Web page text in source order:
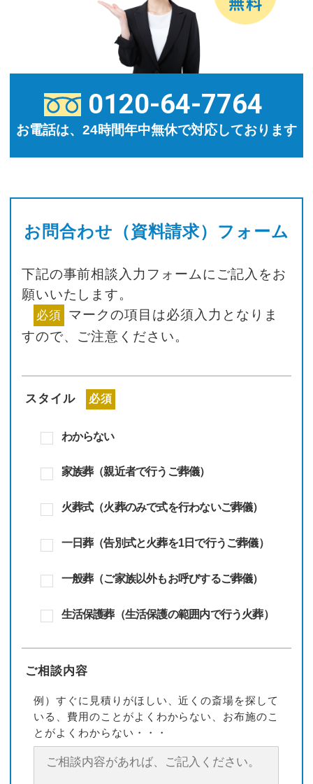
0120-64-7764
お電話は、24時間年中無休で対応しております
お問合わせ（資料請求）フォーム
下記の事前相談入力フォームにご記入をお
願いいたします。
必須 マークの項目は必須入力となりま
すので、 ご注意ください。
スタイル 必須
わからない
家族葬（親近者で行うご葬儀）
火葬式（火葬のみで式を行わないご葬儀）
一日葬（告別式と火葬を1日で行うご葬儀）
一般葬（ご家族以外もお呼びするご葬儀）
生活保護葬（生活保護の範囲内で行う火葬）
ご相談内容
例）すぐに見積りがほしい、近くの斎場を探して
いる、費用のことがよくわからない、お布施のこ
とがよくわからない・・・